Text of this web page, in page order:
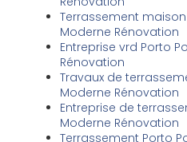
Terrassement
Moderne Rénovation
Entreprise vrd Porto
Rénovation
Travaux de
Moderne Rénovation
Entreprise de
Moderne Rénovation
Terrassement Porto